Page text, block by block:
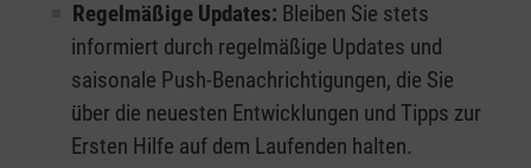
Regelmäßige Updates: Bleiben Sie stets
informiert durch regelmäßige Updates und
saisonale Push-Benachrichtigungen, die Sie
über die neuesten Entwicklungen und Tipps zur
Ersten Hilfe auf dem Laufenden halten.